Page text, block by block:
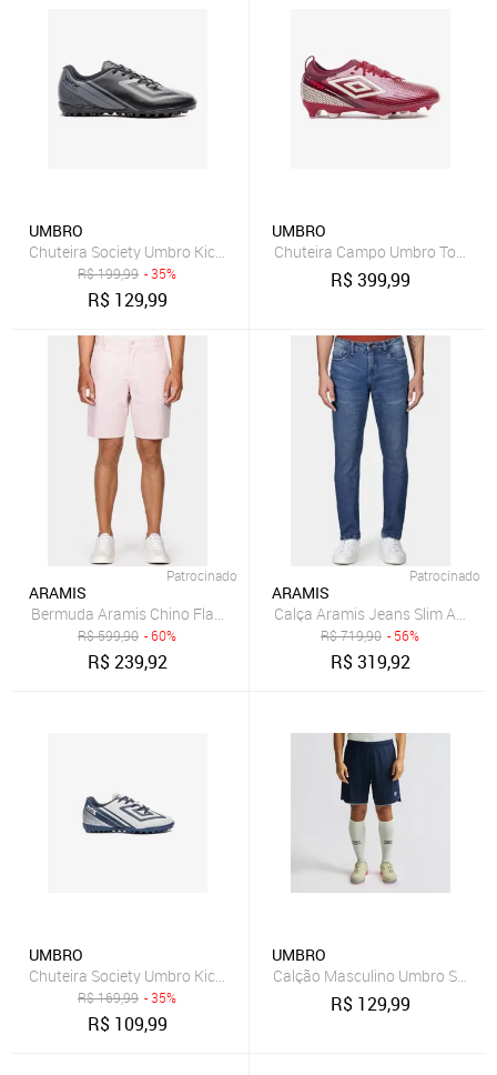
UMBRO
Chuteira Society Umbro Kick Incolor
R$199,99 - 35%
R$ 129,99
UMBRO
Chuteira Campo Umbro Top
R$399,99
Patrocinado
ARAMIS
Bermuda Aramis Chino Flame Colors Salmão
R$599,90 - 60%
R$239,92
Patrocinado
ARAMIS
Calça Aramis Jeans Slim Azul
R$719,90 - 56%
R$319,92
UMBRO
Chuteira Society Umbro Kick Jr Incolor
R$169,99 - 35%
R$ 109,99
UMBRO
Calção Masculino Umbro Sx
R$ 129,99